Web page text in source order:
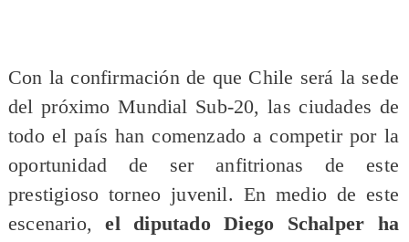
Con la confirmación de que Chile será la sede
del próximo Mundial Sub-20, las ciudades de
todo el país han comenzado a competir por la
oportunidad de ser anfitrionas de este
prestigioso torneo juvenil. En medio de este
escenario,el diputado Diego Schalper ha